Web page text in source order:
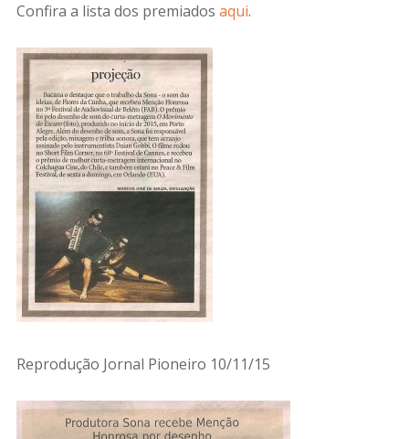
Confira a lista dos premiados aqui.
Reprodução Jornal Pioneiro 10/11/15